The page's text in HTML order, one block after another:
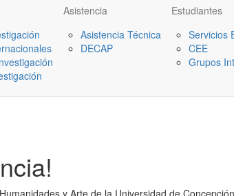
Asistencia
Asistencia Técnica
DECAP
Estudiantes
Servicios
CEE
Grupos
y Arte de la Universidad de